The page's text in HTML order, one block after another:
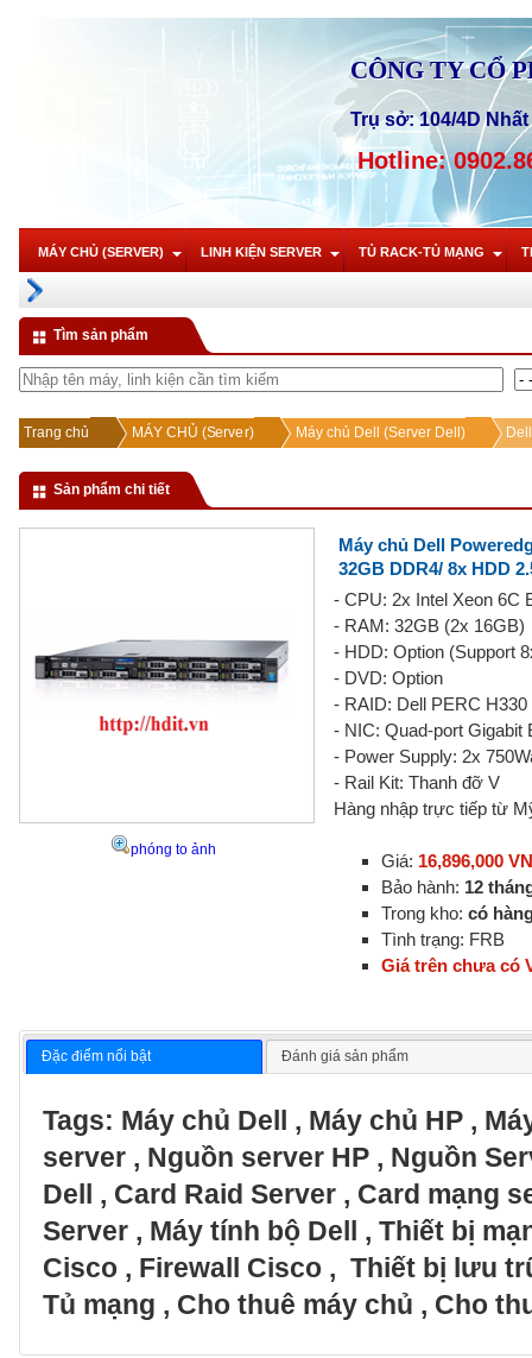
CÔNG TY CỔ
Trụ sở: 104/4D
Hotline:
MÁY CHỦ (SERVER) LINH KIỆN SERVER TỦ RACK-TỦ MẠNG
Tìm sản phẩm
Trang chủ MÁY CHỦ (Server) Máy chủ Dell (Server Dell)
Sản phẩm chi tiết
phóng to ảnh
Máy chủ Dell
32GB DDR4/ 8x HDD
- CPU: 2x Intel Xeon 6C
- RAM: 32GB (2x
- HDD: Option (Support
- DVD: Option
- RAID: Dell PERC H330
- NIC: Quad-port Gigabit
- Power Supply: 2x
- Rail Kit: Thanh đỡ V
Hàng nhập trực tiếp từ
Giá: 16,896,000
Bảo hành: 12
Trong kho:có
Tình trạng: FRB
Giá trên chưa có
Đặc điểm nổi bật Đánh giá sản phẩm
Tags: Máy chủ Dell , Máy chủ HP,
server, Nguồn server HP, Nguồn
Dell , Card Raid Server, Card mạng
Server, Máy tính bộ Dell , Thiết bị
Cisco, Firewall Cisco, Thiết bị lưu
Tủ mạng , Cho thuê máy chủ , Cho